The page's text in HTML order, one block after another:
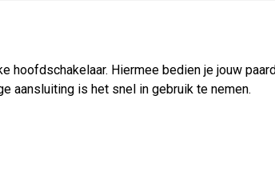
Minder blessures
Snelle melkzuur afvoer
hoofdschakelaar. Hiermee bedien je jouw
aansluiting is het snel in gebruik te nemen.